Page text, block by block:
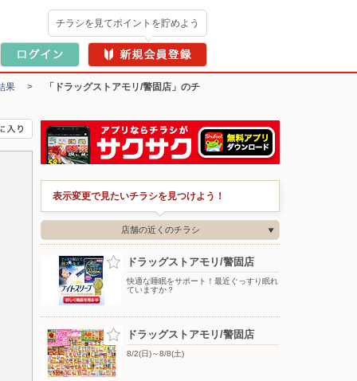
チラシを見てポイントを貯めよう
果 >
「ドラッグストアモリ/警固店」のチ
表示変更で見たいチラシを見つけよう！
店舗の近くのチラシ
ドラッグストアモリ/警固店
快適な睡眠をサポート！最近ぐっすり眠れ
ていますか？
ドラッグストアモリ/警固店
8/2(日)～8/8(土)